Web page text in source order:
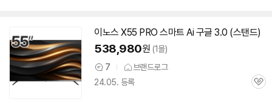
기
이노스 X55 PRO 스마트 Ai 구글 3.0 (스탠드)
538,980원 (1몰)
상
품
7
브랜드로그
24.05. 등록
관